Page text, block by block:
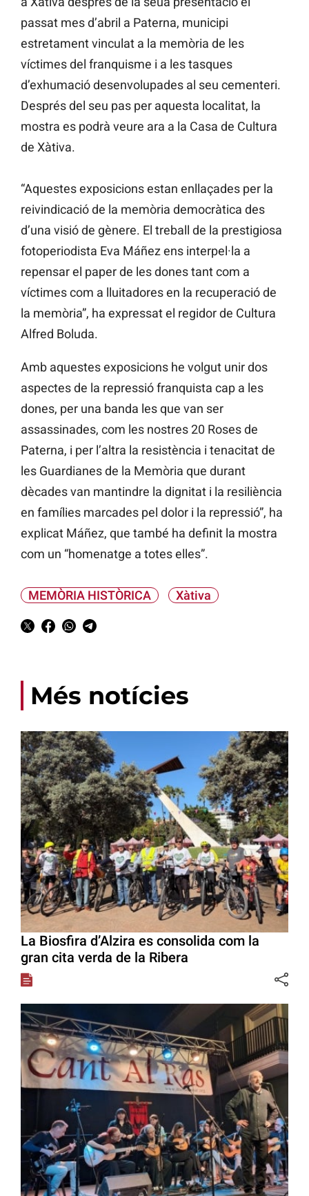
passat mes d’abril a Paterna, municipi
estretament vinculat a la memòria de les
víctimes del franquisme i a les tasques
d’exhumació desenvolupades al seu cementeri.
Després del seu pas per aquesta localitat, la
mostra es podrà veure ara a la Casa de Cultura
de Xàtiva.
“Aquestes exposicions estan enllaçades per la
reivindicació de la memòria democràtica des
d’una visió de gènere. El treball de la prestigiosa
fotoperiodista Eva Máñez ens interpel·la a
repensar el paper de les dones tant com a
víctimes com a lluitadores en la recuperació de
la memòria”, ha expressat el regidor de Cultura
Alfred Boluda.
Amb aquestes exposicions he volgut unir dos
aspectes de la repressió franquista cap a les
dones, per una banda les que van ser
assassinades, com les nostres 20 Roses de
Paterna, i per l’altra la resistència i tenacitat de
les Guardianes de la Memòria que durant
dècades van mantindre la dignitat i la resiliència
en famílies marcades pel dolor i la repressió”, ha
explicat Máñez, que també ha definit la mostra
com un “homenatge a totes elles”.
MEMÒRIA HISTÒRICA Xàtiva
Més notícies
La Biosfira d’Alzira es consolida com la
gran cita verda de la Ribera